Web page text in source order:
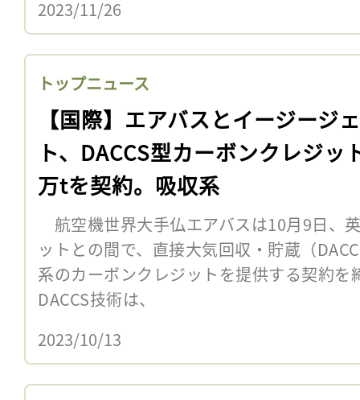
2023/11/26
トップニュース
【国際】エアバスとイージージ
ト、DACCS型カーボンクレジッ
万tを契約。吸収系
航空機世界大手仏エアバスは10月9日、
ットとの間で、直接大気回収・貯蔵（
系のカーボンクレジットを提供する契約
DACCS技術は、
2023/10/13